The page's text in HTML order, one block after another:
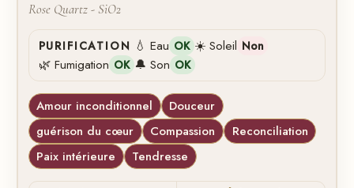
Rose Quartz - SiO2
PURIFICATION 💧 Eau OK ☀️ Soleil Non
🌿 Fumigation OK 🔔 Son OK
Amour inconditionnel
Douceur
guérison du cœur
Compassion
Reconciliation
Paix intérieure
Tendresse